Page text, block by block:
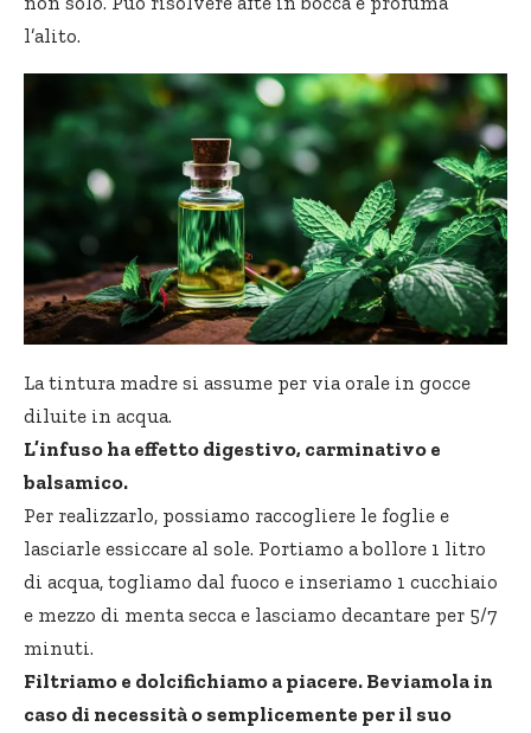
l’alito.
La tintura madre si assume per via orale in gocce
diluite in acqua.
L’infuso ha effetto digestivo, carminativo e
balsamico.
Per realizzarlo, possiamo raccogliere le foglie e
lasciarle essiccare al sole. Portiamo a bollore 1 litro
di acqua, togliamo dal fuoco e inseriamo 1 cucchiaio
e mezzo di menta secca e lasciamo decantare per 5/7
minuti.
Filtriamo e dolcifichiamo a piacere. Beviamola in
caso di necessità o semplicemente per il suo